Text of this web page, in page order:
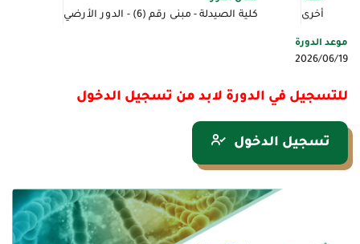
أخرى كلية الصيدلة - مبنى رقم (6) - الدور الأرضي
موعد الدورة
2026/06/19
للتسجيل في الدورة لابد من تسجيل الدخول
تسجيل الدخول